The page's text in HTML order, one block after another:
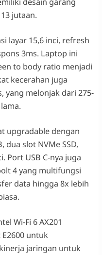
jutaan.
layar 15,6 inci, refresh
3ms. Laptop ini
to body ratio menjadi
kecerahan juga
yang melonjak dari 275-
upgradable dengan
dua slot NVMe SSD,
Port USB C-nya juga
4 yang multifungsi
data hingga 8x lebih
Wi-Fi 6 AX201
untuk
jaringan untuk